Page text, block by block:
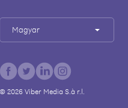
Magyar
© 2026Viber Media S.à r.l.